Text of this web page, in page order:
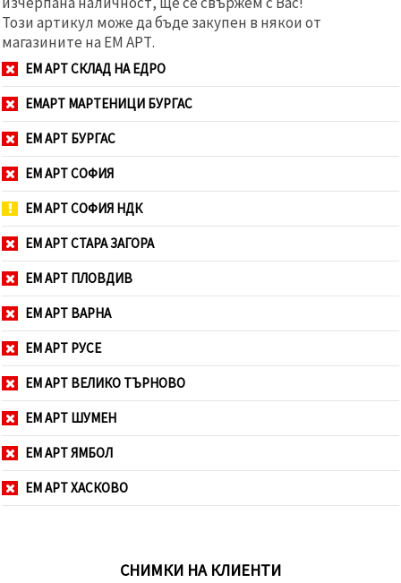
Този артикул може да бъде закупен в някои от
магазините на ЕМ АРТ.
ЕМ АРТ СКЛАД НА ЕДРО
ЕМАРТ МАРТЕНИЦИ БУРГАС
ЕМ АРТ БУРГАС
ЕМ АРТ СОФИЯ
ЕМ АРТ СОФИЯ НДК
ЕМ АРТ СТАРА ЗАГОРА
ЕМ АРТ ПЛОВДИВ
ЕМ АРТ ВАРНА
ЕМ АРТ РУСЕ
ЕМ АРТ ВЕЛИКО ТЪРНОВО
ЕМ АРТ ШУМЕН
ЕМ АРТ ЯМБОЛ
ЕМ АРТ ХАСКОВО
СНИМКИ НА КЛИЕНТИ